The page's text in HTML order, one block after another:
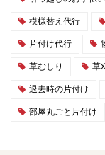
模様替え代行
片付け代行
草むしり 草
退去時の片付け
部屋丸ごと片付け